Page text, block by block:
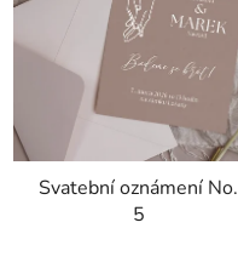
Svatební oznámení No.
5